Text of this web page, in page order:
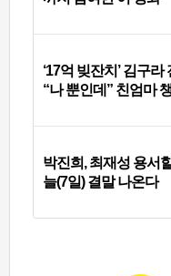
‘17억 빚잔치’ 김구
“나 뿐인데” 친엄마
박진희, 최재성 용서
늘(7일) 결말 나온다